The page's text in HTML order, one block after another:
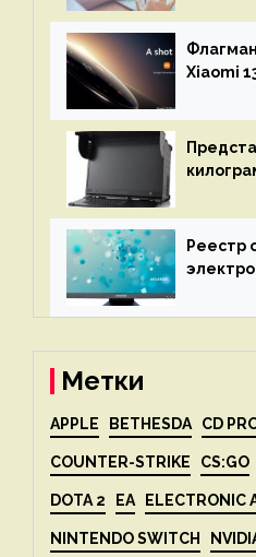
Xiaomi
до 3
Реестр
Метки
APPLE BETHESDA CD
COUNTER-STRIKE CS:GO
DOTA 2 EA ELECTRONIC
NINTENDO SWITCH